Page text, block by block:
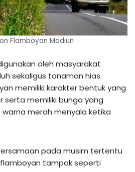
Flamboyan Madiun
oleh masyarakat
sekaligus tanaman hias.
memiliki karakter bentuk yang
serta memiliki bunga yang
merah menyala ketika
pada musim tertentu
tampak seperti